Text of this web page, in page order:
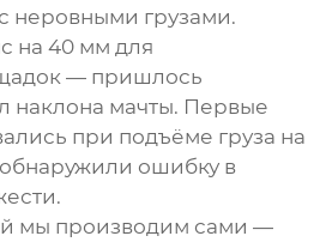
неровными грузами.
на 40 мм для
— пришлось
наклона мачты. Первые
при подъёме груза на
ошибку в
мы производим сами —